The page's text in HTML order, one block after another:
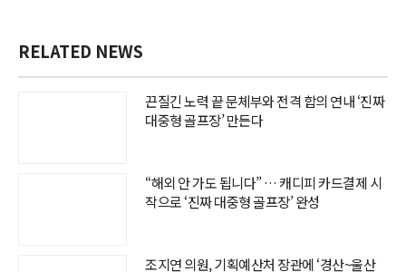
RELATED NEWS
끈질긴 노력 끝 문체부와 전격 합의 연내 ‘진짜
대중형 골프장’ 만든다
“해외 안 가도 됩니다” … 캐디피 카드결제 시
작으로 ‘진짜 대중형 골프장’ 완성
조지연 의원, 기획예산처 장관에 ‘경산~울산